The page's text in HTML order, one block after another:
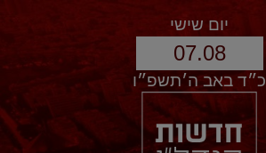
יום שישי
07.08
כ״ד באב ה׳תשפ״ו